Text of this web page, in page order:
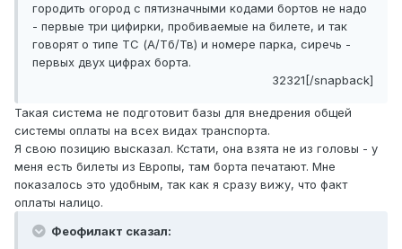
городить огород с пятизначными кодами бортов не надо
- первые три цифирки, пробиваемые на билете, и так
говорят о типе ТС (А/Тб/Тв) и номере парка, сиречь -
первых двух цифрах борта.
32321[/snapback]
Такая система не подготовит базы для внедрения общей
системы оплаты на всех видах транспорта.
Я свою позицию высказал. Кстати, она взята не из головы - у
меня есть билеты из Европы, там борта печатают. Мне
показалось это удобным, так как я сразу вижу, что факт
оплаты налицо.
Феофилакт сказал: